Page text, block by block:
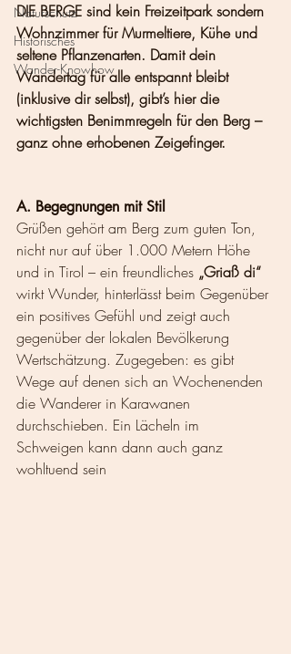
Naturschutz
Historisches
Wander-Knowhow
DIE BERGE sind kein Freizeitpark sondern
Wohnzimmer für Murmeltiere, Kühe und
seltene Pflanzenarten. Damit dein
Wandertag für alle entspannt bleibt
(inklusive dir selbst), gibt’s hier die
wichtigsten Benimmregeln für den Berg –
ganz ohne erhobenen Zeigefinger.
A. Begegnungen mit Stil
Grüßen gehört am Berg zum guten Ton,
nicht nur auf über 1.000 Metern Höhe
und in Tirol – ein freundliches „Griaß di“
wirkt Wunder, hinterlässt beim Gegenüber
ein positives Gefühl und zeigt auch
gegenüber der lokalen Bevölkerung
Wertschätzung. Zugegeben: es gibt
Wege auf denen sich an Wochenenden
die Wanderer in Karawanen
durchschieben. Ein Lächeln im
Schweigen kann dann auch ganz
wohltuend sein